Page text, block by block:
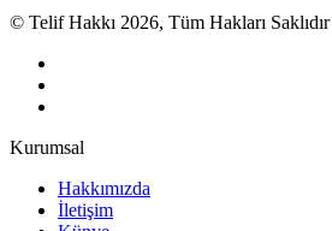
© Telif Hakkı 2026, Tüm Hakları Saklıdır
Kurumsal
Hakkımızda
İletişim